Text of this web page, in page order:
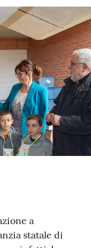
a
statale di